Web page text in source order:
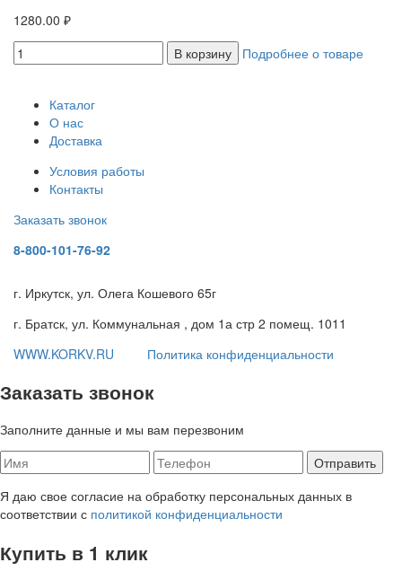
1280.00 ₽
В корзину
Подробнее о товаре
Каталог
О нас
Доставка
Условия работы
Контакты
Заказать звонок
8-800-101-76-92
г. Иркутск, ул. Олега Кошевого 65г
г. Братск, ул. Коммунальная , дом 1а стр 2 помещ. 1011
WWW.KORKV.RU
Политика конфиденциальности
Заказать звонок
Заполните данные и мы вам перезвоним
Я даю свое согласие на обработку персональных данных в
соответствии с политикой конфиденциальности
Купить в 1 клик